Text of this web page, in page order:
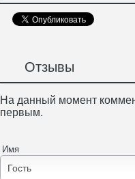
Отзывы
На данный момент
первым.
Имя